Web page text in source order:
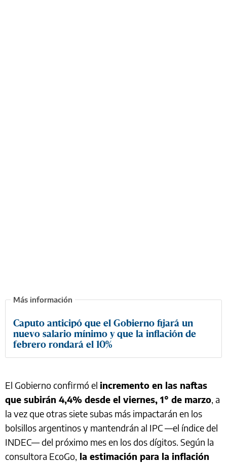
Caputo anticipó que el Gobierno fijará un
nuevo salario mínimo y que la inflación de
febrero rondará el 10%
El Gobierno confirmó el incremento en las naftas
que subirán 4,4% desde el viernes, 1° de marzo, a
la vez que otras siete subas más impactarán en los
bolsillos argentinos y mantendrán al IPC —el índice del
INDEC— del próximo mes en los dos dígitos. Según la
consultora EcoGo, la estimación para la inflación